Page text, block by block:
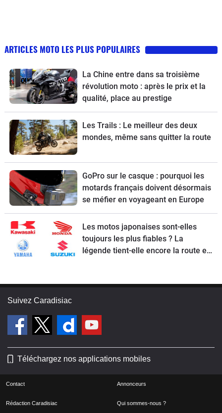
ARTICLES MOTO LES PLUS POPULAIRES
La Chine entre dans sa troisième
révolution moto : après le prix et la
qualité, place au prestige
Les Trails : Le meilleur des deux
mondes, même sans quitter la route
GoPro sur le casque : pourquoi les
motards français doivent désormais
se méfier en voyageant en Europe
Les motos japonaises sont-elles
toujours les plus fiables ? La
légende tient-elle encore la route en
Suivez Caradisiac
Téléchargez nos applications mobiles
Contact Annonceurs
Rédaction Caradisiac Qui sommes-nous ?